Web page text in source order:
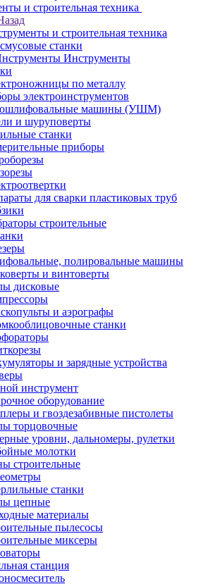
и строительная техника
и строительная техника
станки
Инструменты
по металлу
электроинструментов
машины (УШМ)
и шуруповерты
станки
приборы
для сварки пластиковых труб
строительные
полировальные машины
и винтоверты
дисковые
и аэрографы
станки
и зарядные устройства
инструмент
оборудование
и гвоздезабивные пистолеты
торцовочные
уровни, дальномеры, рулетки
молотки
строительные
станки
цепные
материалы
пылесосы
миксеры
станция